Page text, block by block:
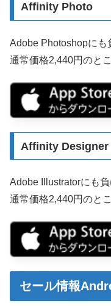
Affinity Photo
Adobe Photoshopにも
通常価格2,440円のとこ
Affinity Designer
Adobe Illustratorにも
通常価格2,440円のとこ
セール情報